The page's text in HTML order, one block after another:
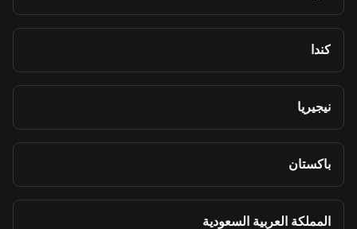
كندا
نيجيريا
باكستان
المملكة العربية السعودية